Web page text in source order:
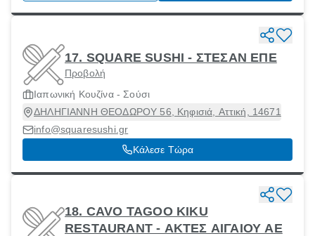
17. SQUARE SUSHI - ΣΤΕΣΑΝ ΕΠΕ
Προβολή
Ιαπωνική Κουζίνα - Σούσι
ΔΗΛΗΓΙΑΝΝΗ ΘΕΟΔΩΡΟΥ 56, Κηφισιά, Αττική, 14671
info@squaresushi.gr
Κάλεσε Τώρα
18. CAVO TAGOO KIKU
RESTAURANT - ΑΚΤΕΣ ΑΙΓΑΙΟΥ ΑΕ